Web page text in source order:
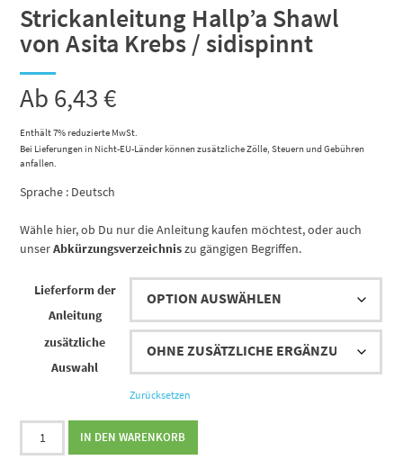
Strickanleitung Hallp’a Shawl
von Asita Krebs / sidispinnt
Ab 6,43€
Enthält 7% reduzierte MwSt.
Bei Lieferungen in Nicht-EU-Länder können zusätzliche Zölle, Steuern und Gebühren
anfallen.
Sprache : Deutsch
Wähle hier, ob Du nur die Anleitung kaufen möchtest, oder auch
unserAbkürzungsverzeichniszu gängigen Begriffen.
Lieferform der
Anleitung
zusätzliche
Auswahl
Zurücksetzen
Strickanleitung
Hallp'a
IN DEN WARENKORB